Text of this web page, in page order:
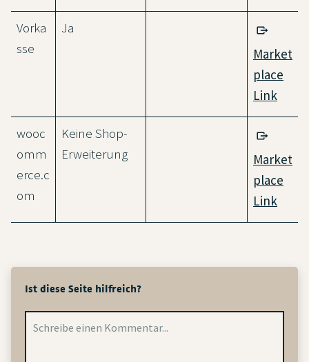
Vorka
sse
Ja
Market
place
Link
wooc
omm
erce.c
om
Keine Shop-
Erweiterung
Market
place
Link
Ist diese Seite hilfreich?